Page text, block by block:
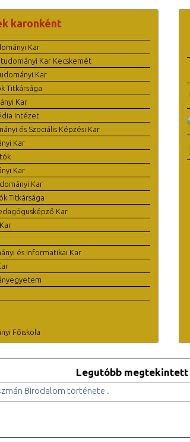
karonként
Kar
Kar Kecskemét
Kar
Titkársága
Kar
Intézet
és Szociális Képzési Kar
Kar
Kar
Kar
Titkársága
Kar
és Informatikai Kar
Főiskola
Legutóbb
Birodalom története .